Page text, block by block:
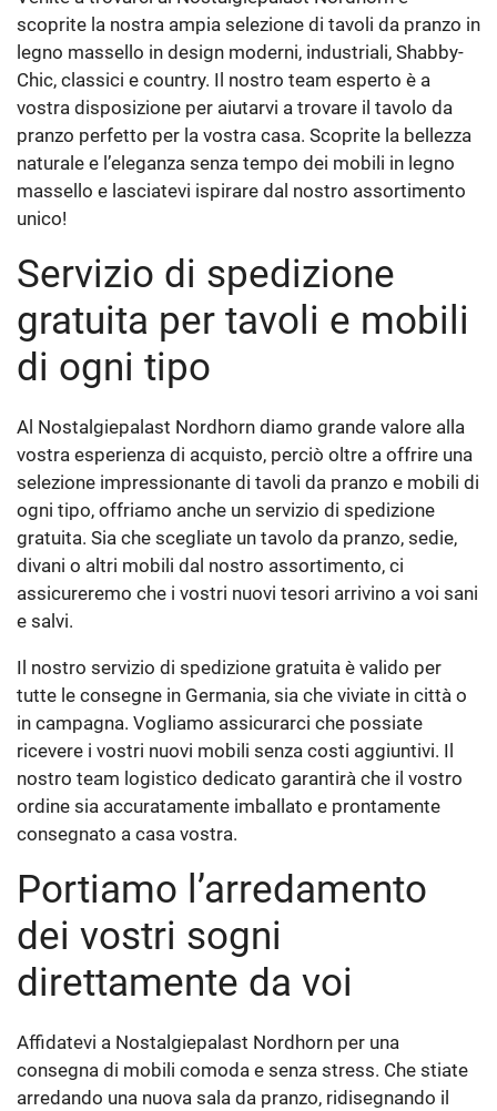
scoprite la nostra ampia selezione di tavoli da pranzo in
legno massello in design moderni, industriali, Shabby-
Chic, classici e country. Il nostro team esperto è a
vostra disposizione per aiutarvi a trovare il tavolo da
pranzo perfetto per la vostra casa. Scoprite la bellezza
naturale e l’eleganza senza tempo dei mobili in legno
massello e lasciatevi ispirare dal nostro assortimento
unico!
Servizio di spedizione
gratuita per tavoli e mobili
di ogni tipo
Al Nostalgiepalast Nordhorn diamo grande valore alla
vostra esperienza di acquisto, perciò oltre a offrire una
selezione impressionante di tavoli da pranzo e mobili di
ogni tipo, offriamo anche un servizio di spedizione
gratuita. Sia che scegliate un tavolo da pranzo, sedie,
divani o altri mobili dal nostro assortimento, ci
assicureremo che i vostri nuovi tesori arrivino a voi sani
e salvi.
Il nostro servizio di spedizione gratuita è valido per
tutte le consegne in Germania, sia che viviate in città o
in campagna. Vogliamo assicurarci che possiate
ricevere i vostri nuovi mobili senza costi aggiuntivi. Il
nostro team logistico dedicato garantirà che il vostro
ordine sia accuratamente imballato e prontamente
consegnato a casa vostra.
Portiamo l’arredamento
dei vostri sogni
direttamente da voi
Affidatevi a Nostalgiepalast Nordhorn per una
consegna di mobili comoda e senza stress. Che stiate
arredando una nuova sala da pranzo, ridisegnando il